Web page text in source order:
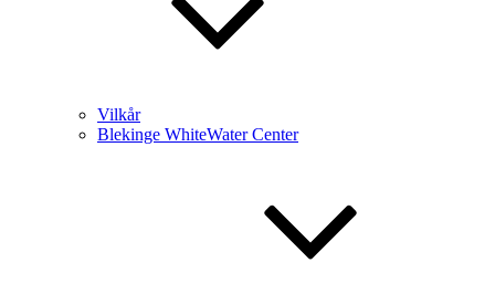
Vilkår
Blekinge WhiteWater Center